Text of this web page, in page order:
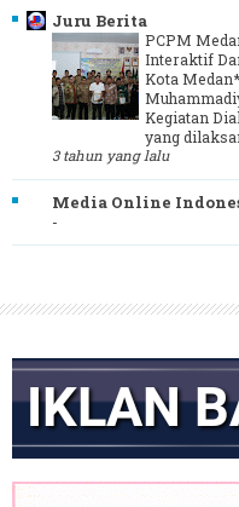
Juru Berita
PCPM
Interaktif
Kota
Kegiatan
yang
3 tahun yang lalu
Media Online
-